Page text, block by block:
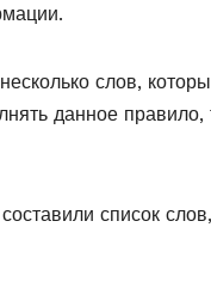
слов,
данное
список